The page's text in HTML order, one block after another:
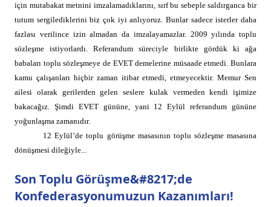
Son Toplu Görüşme&#8217;de
Konfederasyonumuzun Kazanımları!
için mutabakat metnini imzalamadıklarını, sırf bu sebeple saldırganca bir
tutum sergilediklerini biz çok iyi anlıyoruz. Bunlar sadece isterler daha
fazlası verilince izin almadan da imzalayamazlar. 2009 yılında toplu
sözleşme istiyorlardı. Referandum süreciyle birlikte gördük ki ağa
babaları toplu sözleşmeye de EVET demelerine müsaade etmedi. Bunlara
kamu çalışanları hiçbir zaman itibar etmedi, etmeyecektir. Memur Sen
ailesi olarak gerilerden gelen seslere kulak vermeden kendi işimize
bakacağız. Şimdi EVET gününe, yani 12 Eylül referandum gününe
yoğunlaşma zamanıdır.
12 Eylül’de toplu görüşme masasının toplu sözleşme masasına
dönüşmesi dileğiyle...